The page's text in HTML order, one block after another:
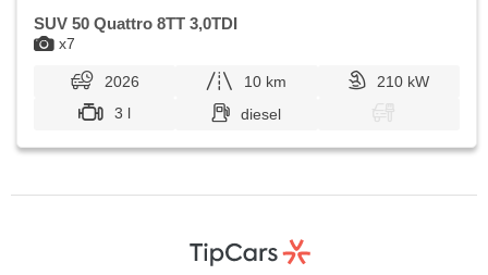
x7
SUV 50 Quattro 8TT 3,0TDI
2026 10 km
210 kW
3 l
diesel